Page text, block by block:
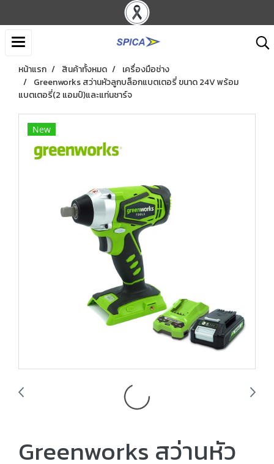
หน้าแรก สินค้าทั้งหมด
เครื่องมือช่าง
Greenworks สว่านหัวลูกบล็อกแบตเตอรี่ ขนาด 24V พร้อม
แบตเตอรี่(2 แอมป์)และแท่นชาร์จ
New
Greenworks สว่านหัว